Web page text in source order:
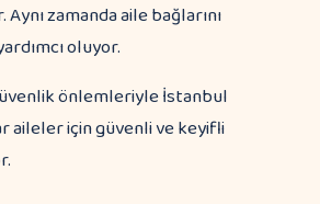
zamanda aile bağlarını
oluyor.
önlemleriyle İstanbul
aileler için güvenli ve keyifli